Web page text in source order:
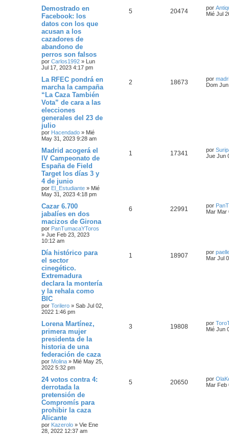
Demostrado en
Facebook: los
datos con los que
acusan a los
cazadores de
abandono de
perros son falsos
por Carlos1992 » Lun
Jul 17, 2023 4:17 pm
5 20474 por
Mié Jul
La RFEC pondrá en
marcha la campaña
“La Caza También
Vota” de cara a las
elecciones
generales del 23 de
julio
por Hacendado » Mié
May 31, 2023 9:28 am
2 18673 por
Dom
Madrid acogerá el
IV Campeonato de
España de Field
Target los días 3 y
4 de junio
por El_Estudiante » Mié
May 31, 2023 4:18 pm
1 17341 por
Jue Jun
Cazar 6.700
jabalíes en dos
macizos de Girona
por PanTumacaYToros
» Jue Feb 23, 2023
10:12 am
6 22991 por
Mar Mar
Día histórico para
el sector
cinegético.
Extremadura
declara la montería
y la rehala como
BIC
por Torilero » Sab Jul 02,
2022 1:46 pm
1 18907 por
Mar Jul
Lorena Martínez,
primera mujer
presidenta de la
historia de una
federación de caza
por Molina » Mié May 25,
2022 5:32 pm
3 19808 por
Mié Jun
24 votos contra 4:
derrotada la
pretensión de
Compromís para
prohibir la caza
Alicante
por Kazerolo » Vie Ene
28, 2022 12:37 am
5 20650 por
Mar Feb